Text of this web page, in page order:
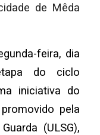
de Mêda
feira, dia
do ciclo
iniciativa do
pela
(ULSG),